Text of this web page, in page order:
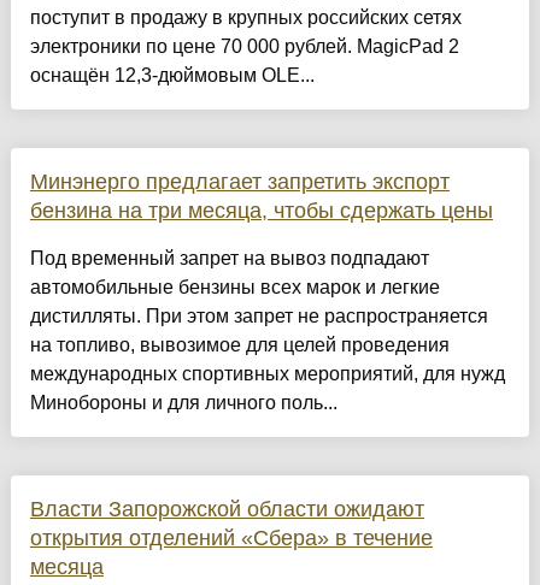
поступит в продажу в крупных российских сетях
электроники по цене 70 000 рублей. MagicPad 2
оснащён 12,3-дюймовым OLE...
Минэнерго предлагает запретить экспорт
бензина на три месяца, чтобы сдержать цены
Под временный запрет на вывоз подпадают
автомобильные бензины всех марок и легкие
дистилляты. При этом запрет не распространяется
на топливо, вывозимое для целей проведения
международных спортивных мероприятий, для нужд
Минобороны и для личного поль...
Власти Запорожской области ожидают
открытия отделений «Сбера» в течение
месяца